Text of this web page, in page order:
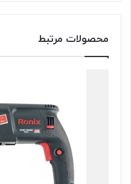
محصولات مرتبط